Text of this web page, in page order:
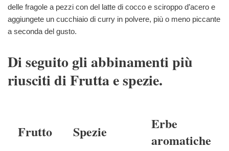
delle fragole a pezzi con del latte di cocco e sciroppo d’acero e
aggiungete un cucchiaio di curry in polvere, più o meno piccante
a seconda del gusto.
Di seguito gli abbinamenti più
riusciti di Frutta e spezie.
Frutto Spezie
Erbe
aromatiche